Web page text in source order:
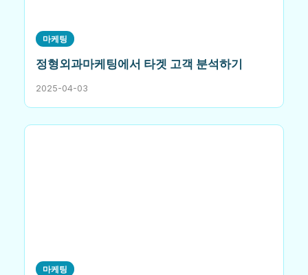
마케팅
정형외과마케팅에서 타겟 고객 분석하기
2025-04-03
마케팅